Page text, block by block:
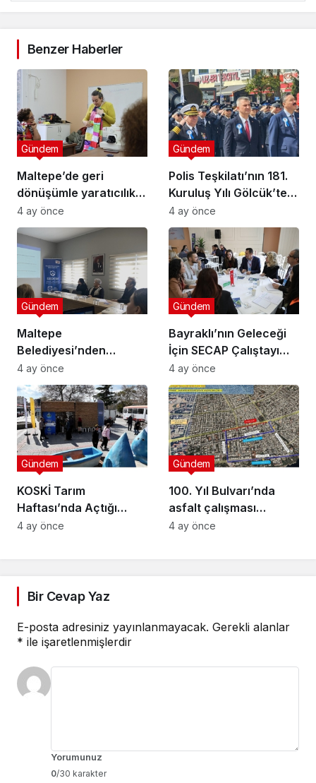
Benzer Haberler
Maltepe’de geri
dönüşümle yaratıcılık
buluştu
Gündem
4 ay önce
Polis Teşkilatı’nın 181.
Kuruluş Yılı Gölcük’te
Törenle Kutlandı
Gündem
4 ay önce
Maltepe
Belediyesi’nden
Muhtarlara Toplumsal
Cinsiyet Eşitliği
Semineri
Gündem
4 ay önce
Bayraklı’nın Geleceği
İçin SECAP Çalıştayı
Düzenlendi
Gündem
4 ay önce
KOSKİ Tarım
Haftası’nda Açtığı
Stantta Su Tasarrufu
Gündem
4 ay önce
100. Yıl Bulvarı’nda
asfalt çalışması
gerçekleştirilecek
Gündem
4 ay önce
Bir Cevap Yaz
E-posta adresiniz yayınlanmayacak. Gerekli alanlar
* ile işaretlenmişlerdir
Yorumunuz
0/30 karakter